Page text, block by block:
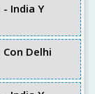
- India Y
Delhi